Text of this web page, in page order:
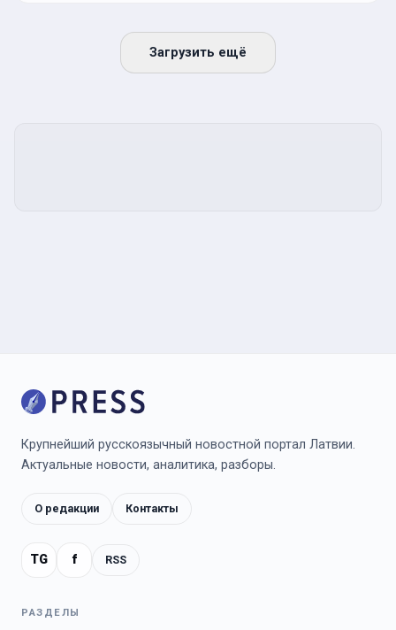
Загрузить ещё
Крупнейший русскоязычный новостной портал Латвии.
Актуальные новости, аналитика, разборы.
О редакции Контакты
TG f RSS
РАЗДЕЛЫ